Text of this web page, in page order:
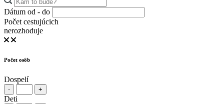
Dátum od - do
Počet cestujúcich
nerozhoduje
Počet osôb
Dospelí
- +
Deti